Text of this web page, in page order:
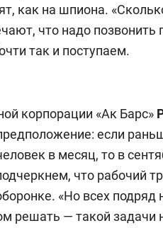
как на шпиона.
что надо позвонить
так и поступаем.
корпорации «Ак Барс»
если
в месяц, то в
что рабочий
«Но всех подряд
решать — такой задачи